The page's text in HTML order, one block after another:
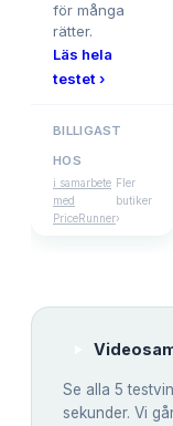
för många
rätter.
Läs hela
testet ›
BILLIGAST
HOS
i samarbete
med
PriceRunner
Fler
butiker
›
Se alla 5
sekunder. Vi